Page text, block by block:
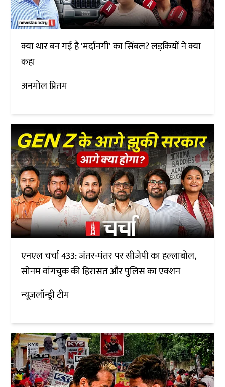
क्या थार बन गई है 'मर्दानगी' का सिंबल? लड़कियों ने क्या
कहा
अनमोल प्रितम
एनएल चर्चा 433: जंतर-मंतर पर सीजेपी का हल्लाबोल,
सोनम वांगचुक की हिरासत और पुलिस का एक्शन
न्यूज़लॉन्ड्री टीम